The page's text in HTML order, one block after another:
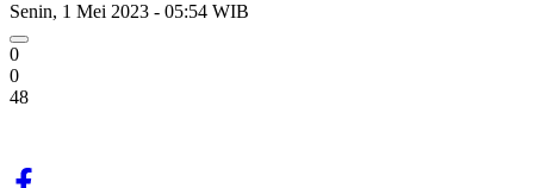
Senin, 1 Mei 2023 - 05:54 WIB
0
0
48